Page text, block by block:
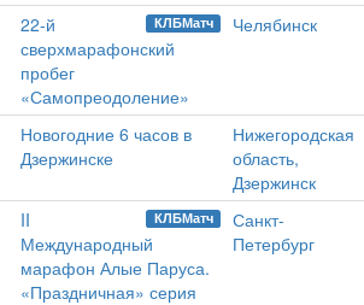
КЛБМатч
22-й
сверхмарафонский
пробег
«Самопреодоление»
Челябинск
Новогодние 6 часов в
Дзержинске
Нижегородская
область,
Дзержинск
КЛБМатч
II
Международный
марафон Алые Паруса.
«Праздничная» серия
Санкт-
Петербург